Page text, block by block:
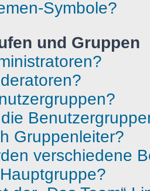
Symbole?
und Gruppen
Gruppenleiter?
verschiedene